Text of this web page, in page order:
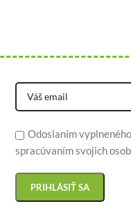
Odoslaním
spracúvaním svojich